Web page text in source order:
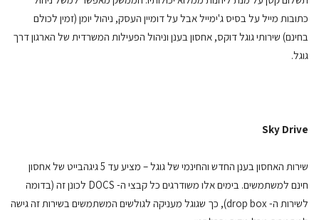
כתובות מייל על בסיס ג'ימייל אבל על דומיין העסק, ניהול יומן (זמין לכולם
בחינם) שירותי גוגל דוקס, אחסון בענן וניהול הפעילות המשרדית של הארגון דרך
גוגל.
Sky Drive
שירות האחסון בענן החדש והחינמי של גוגל – מציע עד 5 גיגהבייט של אחסון
חינם למשתמשים. בימים אלו משודרגים כל קבצי ה- DOCS לכונן זה (בדומה
לשירות ה- drop box), כך שגוגל מעניקה לגולשים המשתמשים בשירות זה גישה